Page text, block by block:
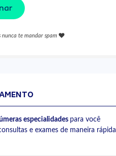
nunca te mandar spam
especialidades para você
e exames de maneira rápida